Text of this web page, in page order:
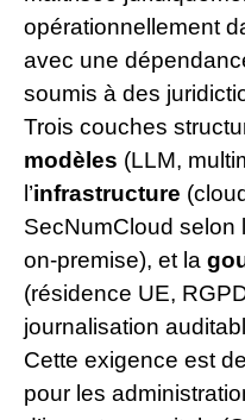
opérationnellement
avec une
soumis à des
Trois couches
modèles (LLM,
l’infrastructure
SecNumCloud selon
on-premise), et la
(résidence UE,
journalisation
Cette exigence est
pour les